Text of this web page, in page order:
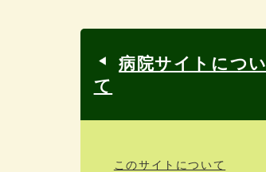
病院サイトについ
て
このサイトについて